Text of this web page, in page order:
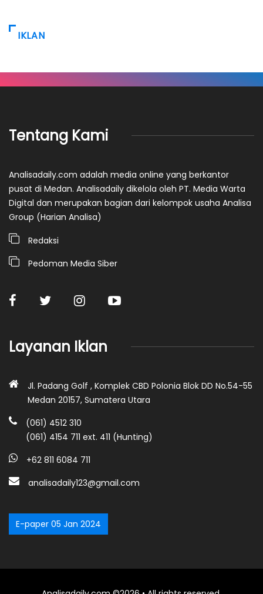
IKLAN
Tentang Kami
Analisadaily.com adalah media online yang berkantor
pusat di Medan. Analisadaily dikelola oleh PT. Media Warta
Digital dan merupakan bagian dari kelompok usaha Analisa
Group (Harian Analisa)
Redaksi
Pedoman Media Siber
Layanan Iklan
Jl. Padang Golf , Komplek CBD Polonia Blok DD No.54-55
Medan 20157, Sumatera Utara
(061) 4512 310
(061) 4154 711 ext. 411 (Hunting)
+62 811 6084 711
analisadaily123@gmail.com
E-paper 05 Jan 2024